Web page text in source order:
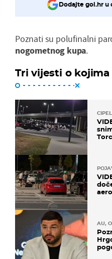
Dodajte gol.hr
Poznati su polufinalni
nogometnog kupa.
Tri vijesti o kojima
AU,